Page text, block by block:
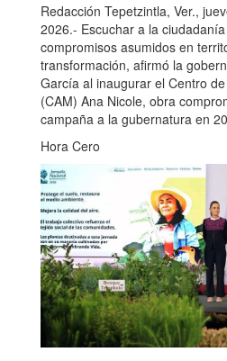
Redacción Tepetzintla, Ver.,
2026.- Escuchar a la
compromisos asumidos en
transformación, afirmó la
García al inaugurar el Centro
(CAM) Ana Nicole, obra
campaña a la gubernatura en
Hora Cero